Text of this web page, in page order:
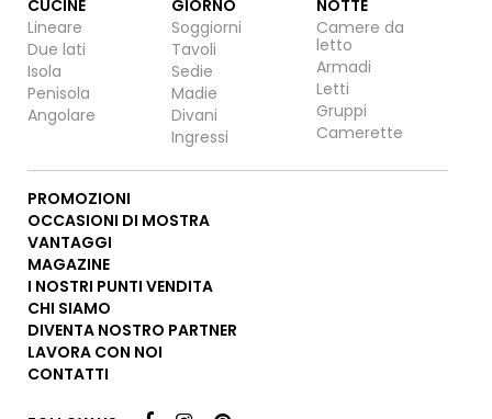
CUCINE
Lineare
Due lati
Isola
Penisola
Angolare
GIORNO
Soggiorni
Tavoli
Sedie
Madie
Divani
Ingressi
NOTTE
Camere da
letto
Armadi
Letti
Gruppi
Camerette
PROMOZIONI
OCCASIONI DI MOSTRA
VANTAGGI
MAGAZINE
I NOSTRI PUNTI VENDITA
CHI SIAMO
DIVENTA NOSTRO PARTNER
LAVORA CON NOI
CONTATTI